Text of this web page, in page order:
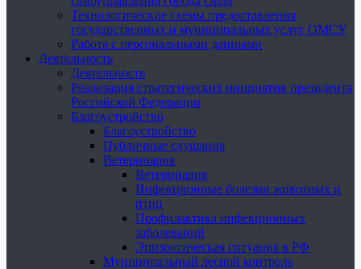
Технологические схемы предоставления
государственных и муниципальных услуг ОМСУ
Работа с персональными данными
Деятельность
Деятельность
Реализация стратегических инициатив президента
Российской Федерации
Благоустройство
Благоустройство
Публичные слушания
Ветеринария
Ветеринария
Инфекционные болезни животных и
птиц
Профилактика инфекционных
заболеваний
Эпизоотическая ситуация в РФ
Муниципальный лесной контроль